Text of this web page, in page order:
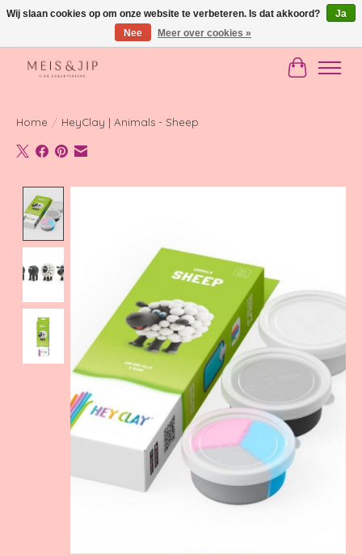
Gratis verzending in NL vanaf €150
Home / HeyClay | Animals - Sheep
Wij slaan cookies op om onze website te verbeteren. Is dat akkoord?
Ja
Nee
Meer over cookies »